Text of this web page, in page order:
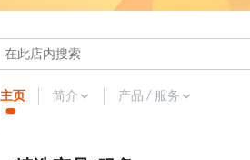
主页 简介 产品 / 服务